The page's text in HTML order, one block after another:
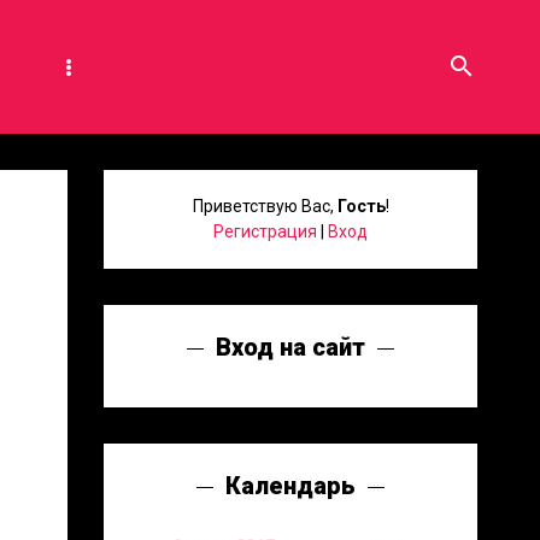
search
Приветствую Вас, Гость!
Регистрация
Вход
Вход на сайт
Календарь